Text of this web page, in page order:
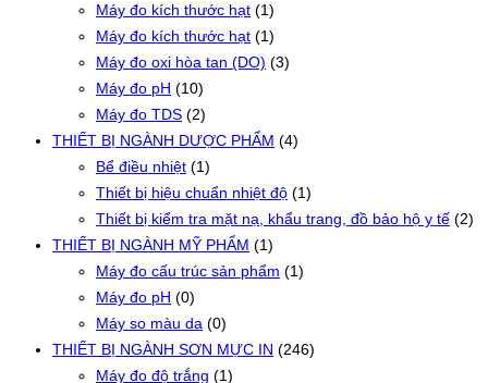
Máy đo kích thước hạt (1)
Máy đo kích thước hạt (1)
Máy đo oxi hòa tan (DO) (3)
Máy đo pH (10)
Máy đo TDS (2)
THIẾT BỊ NGÀNH DƯỢC PHẨM (4)
Bể điều nhiệt (1)
Thiết bị hiệu chuẩn nhiệt độ (1)
Thiết bị kiểm tra mặt nạ, khẩu trang, đồ bảo hộ y tế (2)
THIẾT BỊ NGÀNH MỸ PHẨM (1)
Máy đo cấu trúc sản phẩm (1)
Máy đo pH (0)
Máy so màu da (0)
THIẾT BỊ NGÀNH SƠN MỰC IN (246)
Máy đo độ trắng (1)